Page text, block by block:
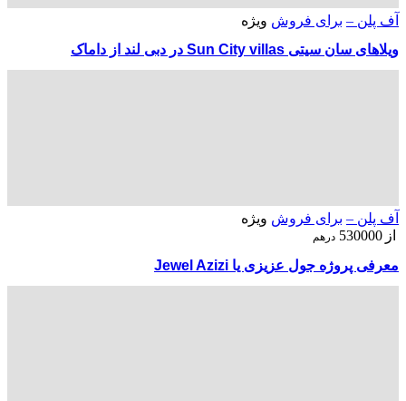
آف پلن – برای فروش ویژه
ویلاهای سان سیتی Sun City villas در دبی لند از داماک
آف پلن – برای فروش ویژه
از 530000 درهم
معرفی پروژه جول عزیزی یا Jewel Azizi